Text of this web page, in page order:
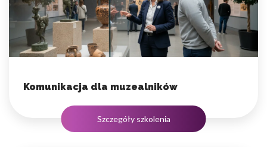
Komunikacja dla muzealników
Szczegóły szkolenia